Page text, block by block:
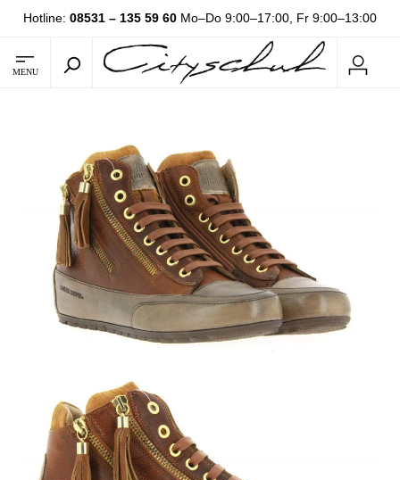
Hotline: 08531 – 135 59 60 Mo–Do 9:00–17:00, Fr 9:00–13:00
MENU